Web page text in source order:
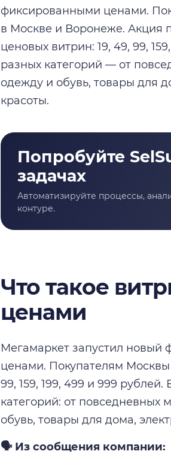
фиксированными ценами.
в Москве и Воронеже. Акция
ценовых витрин: 19, 49, 99,
разных категорий — от
одежду и обувь, товары для
красоты.
Что такое
ценами
Мегамаркет запустил
ценами. Покупателям
99, 159, 199, 499 и 999
категорий: от повседневных
обувь, товары для дома,
🗣️ Из сообщения компании: